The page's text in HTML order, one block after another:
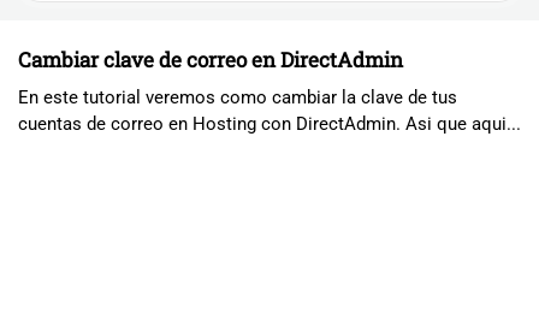
Cambiar clave de correo en DirectAdmin
En este tutorial veremos como cambiar la clave de tus
cuentas de correo en Hosting con DirectAdmin. Asi que aqui...